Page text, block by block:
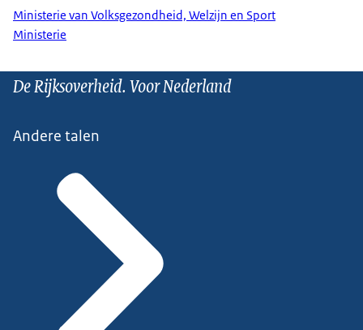
Ministerie van Volksgezondheid, Welzijn en Sport
Ministerie
De Rijksoverheid. Voor Nederland
Andere talen